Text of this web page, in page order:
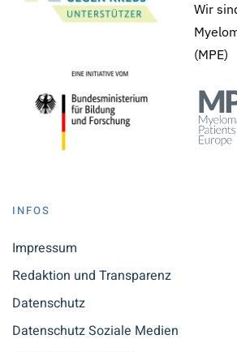
Wir
(MPE)
INFOS
Impressum
Redaktion und Transparenz
Datenschutz
Datenschutz Soziale Medien